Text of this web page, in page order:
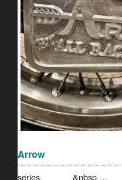
Arrow
series. &nbsp …